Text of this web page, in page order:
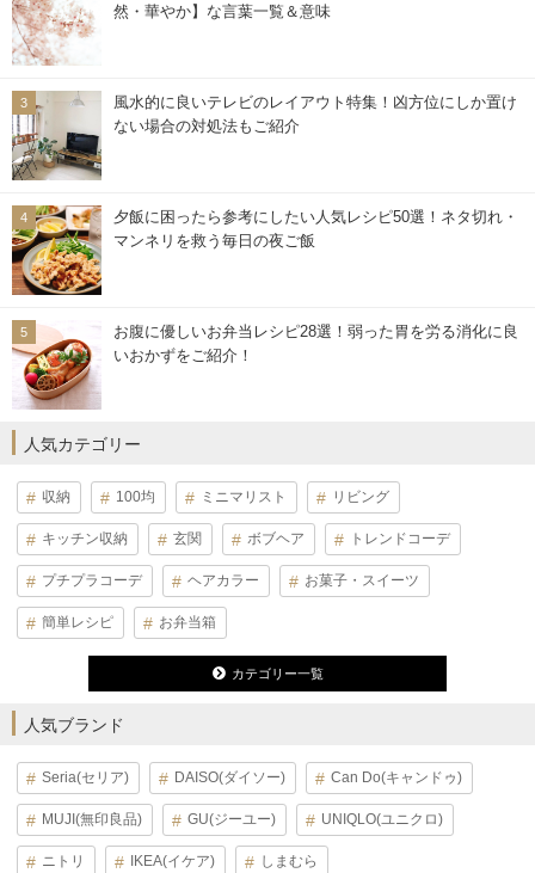
然・華やか】な言葉一覧＆意味
風水的に良いテレビのレイアウト特集！凶方位にしか置け
ない場合の対処法もご紹介
夕飯に困ったら参考にしたい人気レシピ50選！ネタ切れ・
マンネリを救う毎日の夜ご飯
お腹に優しいお弁当レシピ28選！弱った胃を労る消化に良
いおかずをご紹介！
人気カテゴリー
収納 100均 ミニマリスト リビング
キッチン収納 玄関 ボブヘア トレンドコーデ
プチプラコーデ ヘアカラー お菓子・スイーツ
簡単レシピ お弁当箱
カテゴリー一覧
人気ブランド
Seria(セリア) DAISO(ダイソー) Can Do(キャンドゥ)
MUJI(無印良品) GU(ジーユー) UNIQLO(ユニクロ)
ニトリ IKEA(イケア) しまむら